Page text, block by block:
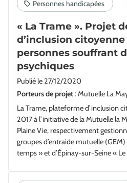
« La Trame ». Projet
d’inclusion
personnes souffrant
psychiques
Publié le 27/12/2020
Porteurs de projet: Mutuelle La
La Trame, plateforme d’inclusion
2017 à l’initiative de la Mutuelle la
Plaine Vie, respectivement
groupes d’entraide mutuelle
temps » et d’Épinay-sur-Seine «